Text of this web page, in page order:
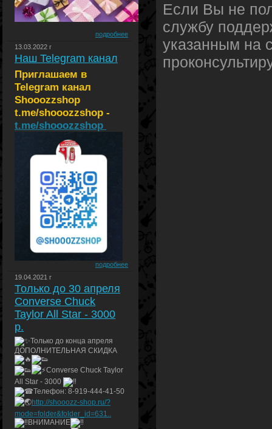
подробнее
13.03.2022 г
Наш Telegram канал
Приглашаем в
Telegram канал
Shooozzshop
t.me/shooozzshop -
t.me/shooozzshop
подробнее
19.04.2021 г
Только до 30 апреля
Converse Chuck
Taylor All Star - 3000
р.
Только до конца апреля
ДОПОЛНИТЕЛЬНАЯ СКИДКА
Converse Chuck Taylor
All Star - 3000
Телефон: 8-919-444-41-50
http://shooozz-shop.ru/?
mode=folder&folder_id=631..
ВНИМАНИЕ
Если Вы не
службу
указанным на